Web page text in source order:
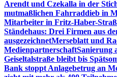
Arendt und Czekalla in der
mutmaßlichen Fahrraddieb in
Mitarbeiter in Fritz-Haber-
Ständehaus: Drei Firmen aus
ausgezeichnetMerseblatt und
MedienpartnerschaftSanierung
Geiseltalstraße bleibt bis
Bank stoppt Anlagebetrug an